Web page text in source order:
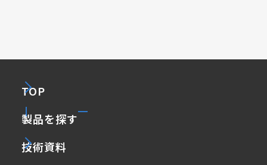
TOP
製品を探す
技術資料